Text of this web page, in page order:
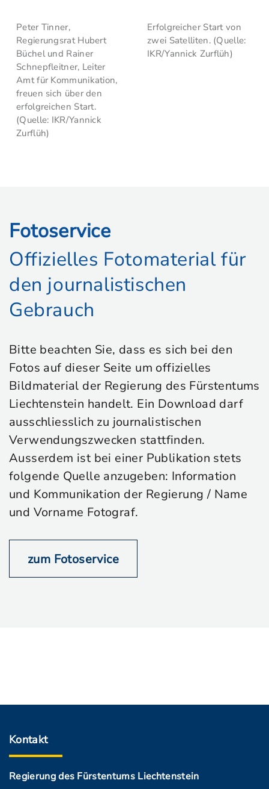
Peter Tinner,
Regierungsrat Hubert
Büchel und Rainer
Schnepfleitner, Leiter
Amt für Kommunikation,
freuen sich über den
erfolgreichen Start.
(Quelle: IKR/Yannick
Zurflüh)
Erfolgreicher Start von
zwei Satelliten. (Quelle:
IKR/Yannick Zurflüh)
Fotoservice
Offizielles Fotomaterial für
den journalistischen
Gebrauch
Bitte beachten Sie, dass es sich bei den
Fotos auf dieser Seite um offizielles
Bildmaterial der Regierung des Fürstentums
Liechtenstein handelt. Ein Download darf
ausschliesslich zu journalistischen
Verwendungszwecken stattfinden.
Ausserdem ist bei einer Publikation stets
folgende Quelle anzugeben: Information
und Kommunikation der Regierung / Name
und Vorname Fotograf.
zum Fotoservice
Kontakt
Regierung des Fürstentums Liechtenstein